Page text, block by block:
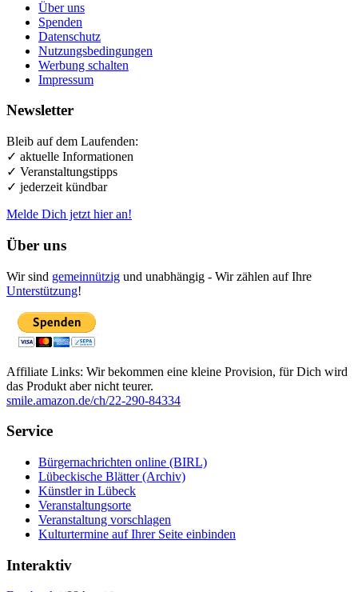
Über uns
Spenden
Datenschutz
Nutzungsbedingungen
Werbung schalten
Impressum
Newsletter
Bleib auf dem Laufenden:
✓ aktuelle Informationen
✓ Veranstaltungstipps
✓ jederzeit kündbar
Melde Dich jetzt hier an!
Über uns
Wir sind gemeinnützig und unabhängig - Wir zählen auf Ihre
Unterstützung!
Affiliate Links: Wir bekommen eine kleine Provision, für Dich wird
das Produkt aber nicht teurer.
smile.amazon.de/ch/22-290-84334
Service
Bürgernachrichten online (BIRL)
Lübeckische Blätter (Archiv)
Künstler in Lübeck
Veranstaltungsorte
Veranstaltung vorschlagen
Kulturtermine auf Ihrer Seite einbinden
Interaktiv